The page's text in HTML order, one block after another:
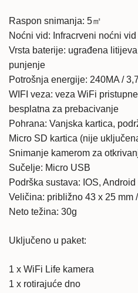
Raspon snimanja: 5㎡
Noćni vid: Infracrveni noćni vid
Vrsta baterije: ugrađena
punjenje
Potrošnja energije: 240MA /
WIFI veza: veza WiFi
besplatna za prebacivanje
Pohrana: Vanjska kartica,
Micro SD kartica (nije
Snimanje kamerom za
Sučelje: Micro USB
Podrška sustava: IOS, Android
Veličina: približno 43 x 25 mm /
Neto težina: 30g
Uključeno u paket:
1 x WiFi Life kamera
1 x rotirajuće dno